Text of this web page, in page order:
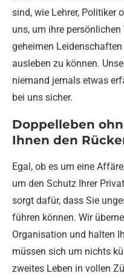
sind, wie Lehrer, Politiker
uns, um ihre
geheimen
ausleben zu können.
niemand jemals etwas
bei uns sicher.
Doppelleben
Ihnen den
Egal, ob es um eine
um den Schutz Ihrer
sorgt dafür, dass Sie
führen können. Wir
Organisation und halten
müssen sich um nichts
zweites Leben in vollen